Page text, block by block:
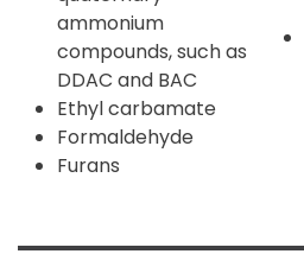
ammonium
compounds, such as
DDAC and BAC
Ethyl carbamate
Formaldehyde
Furans